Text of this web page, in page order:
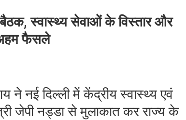
स्वास्थ्य सेवाओं के विस्तार और
अहम फैसले
ने नई दिल्ली में केंद्रीय स्वास्थ्य एवं
जेपी नड्डा से मुलाकात कर राज्य के